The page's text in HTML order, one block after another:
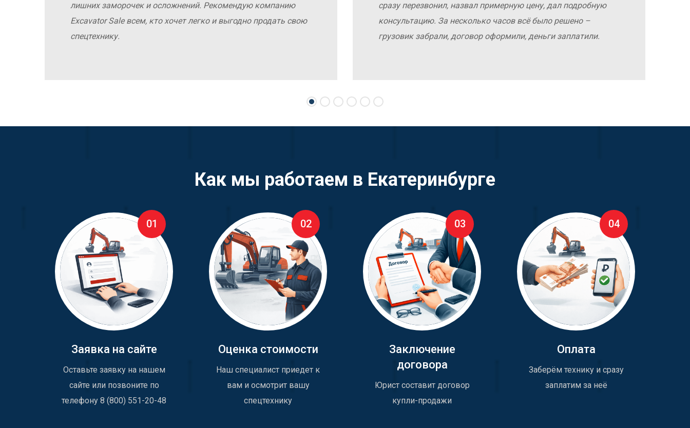
лишних заморочек и осложнений. Рекомендую компанию
Excavator Sale всем, кто хочет легко и выгодно продать свою
спецтехнику.
сразу перезвонил, назвал примерную цену, дал подробную
консультацию. За несколько часов всё было решено –
грузовик забрали, договор оформили, деньги заплатили.
Как мы работаем в Екатеринбурге
01
Заявка на сайте
Оставьте заявку на нашем
сайте или позвоните по
телефону 8 (800) 551-20-48
02
Оценка стоимости
Наш специалист приедет к
вам и осмотрит вашу
спецтехнику
03
Заключение
договора
Юрист составит договор
купли-продажи
04
Оплата
Заберём технику и сразу
заплатим за неё